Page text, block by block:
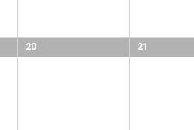
20 21